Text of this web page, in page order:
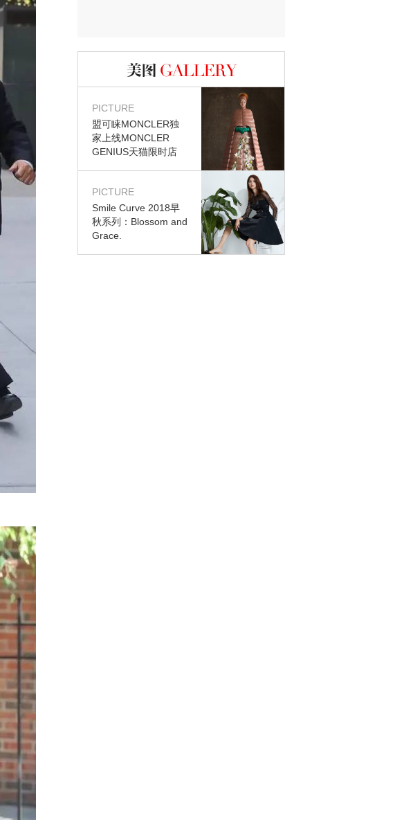
图库
PICTURE
盟可睐MONCLER独
家上线MONCLER
GENIUS天猫限时店
PICTURE
Smile Curve 2018早
秋系列：Blossom and
Grace.